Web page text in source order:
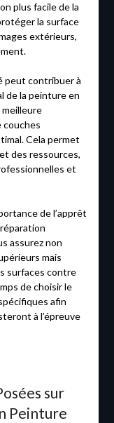
plus facile de la
la surface
extérieurs,
peut contribuer à
de la peinture en
couches
Cela permet
des ressources,
et
de l’apprêt
assurez non
mais
surfaces contre
de choisir le
afin
à l’épreuve
sur
Peinture